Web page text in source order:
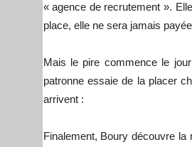
« agence de recrutement ».
place, elle ne sera jamais
Mais le pire commence le
patronne essaie de la placer
arrivent :
Finalement, Boury découvre